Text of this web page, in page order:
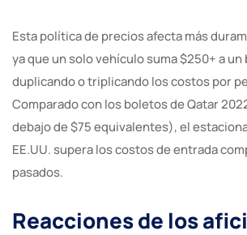
Esta política de precios afecta más
ya que un solo vehículo suma $250+ a un
duplicando o triplicando los costos por
Comparado con los boletos de Qatar
debajo de $75 equivalentes), el
EE.UU. supera los costos de entrada
pasados.
Reacciones de los